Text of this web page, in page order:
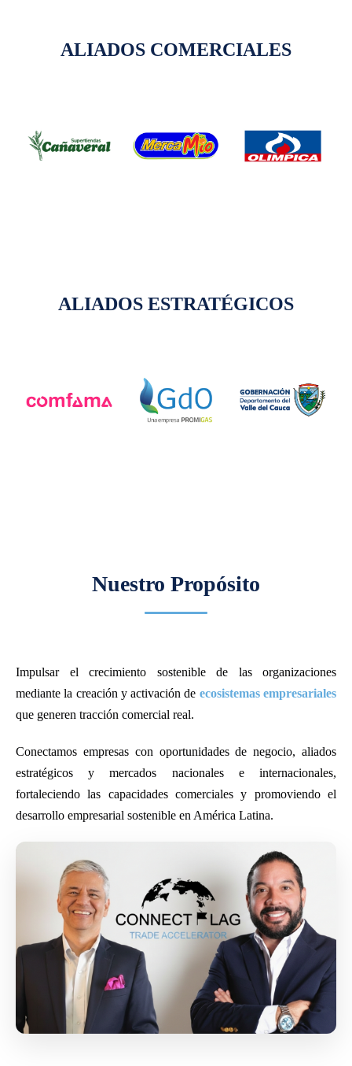
ALIADOS COMERCIALES
ALIADOS ESTRATÉGICOS
Nuestro Propósito
Impulsar el crecimiento sostenible de las organizaciones
mediante la creación y activación de ecosistemas empresariales
que generen tracción comercial real.
Conectamos empresas con oportunidades de negocio, aliados
estratégicos y mercados nacionales e internacionales,
fortaleciendo las capacidades comerciales y promoviendo el
desarrollo empresarial sostenible en América Latina.